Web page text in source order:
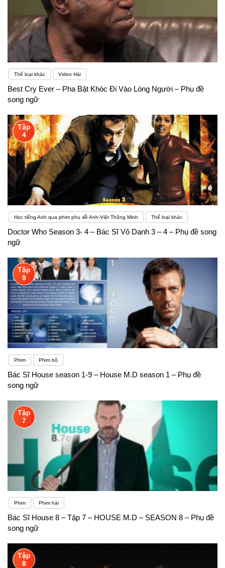
Thể loại khác Video Hài
Best Cry Ever – Pha Bật Khóc Đi Vào Lòng Người – Phụ đề
song ngữ
Tập
4
Học tiếng Anh qua phim phụ đề Anh-Việt Thông Minh Thể loại khác
Doctor Who Season 3- 4 – Bác Sĩ Vô Danh 3 – 4 – Phụ đề song
ngữ
Tập
9
Phim Phim bộ
Bác Sĩ House season 1-9 – House M.D season 1 – Phụ đề
song ngữ
Tập
7
Phim Phim hài
Bác Sĩ House 8 – Tập 7 – HOUSE M.D – SEASON 8 – Phụ đề
song ngữ
Tập
8